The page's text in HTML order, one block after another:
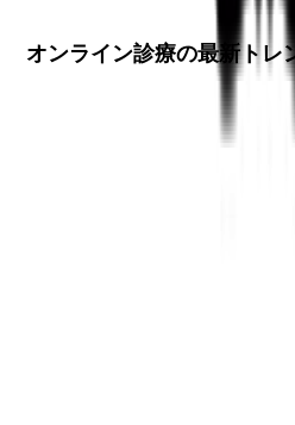
オンライン診療の最新トレ